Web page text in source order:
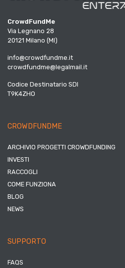
CrowdFundMe
Via Legnano 28
20121 Milano (MI)
info@crowdfundme.it
crowdfundme@legalmail.it
Codice Destinatario SDI
T9K4ZHO
CROWDFUNDME
ARCHIVIO PROGETTI CROWDFUNDING
INVESTI
RACCOGLI
COME FUNZIONA
BLOG
NEWS
SUPPORTO
FAQS